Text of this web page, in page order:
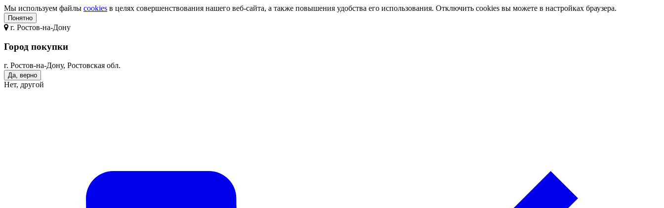
Мы используем файлы cookies в целях совершенствования нашего веб-сайта, а также повышения удобства его использования. Отключить cookies вы можете в настройках браузера.
Понятно
г. Ростов-на-Дону
Город покупки
г. Ростов-на-Дону, Ростовская обл.
Да, верно
Нет, другой